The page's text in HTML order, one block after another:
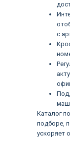
с
Каталог
подборе,
ускоряет